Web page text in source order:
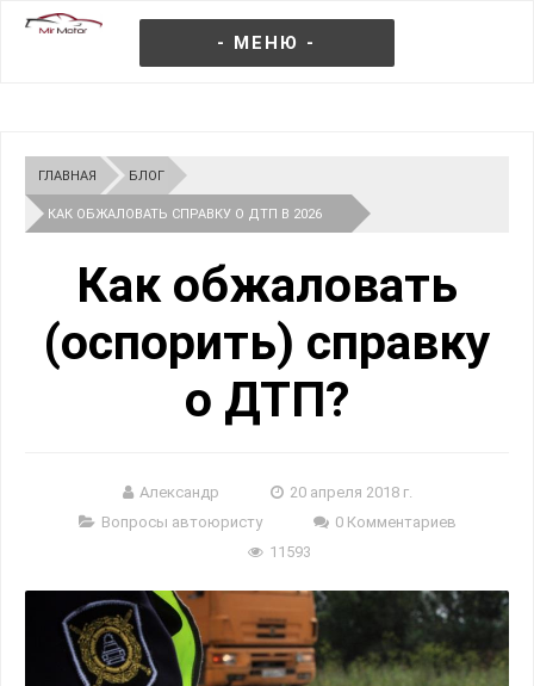
- МЕНЮ -
ГЛАВНАЯ БЛОГ
КАК ОБЖАЛОВАТЬ СПРАВКУ О ДТП В 2026
Как обжаловать
(оспорить) справку
о ДТП?
Александр
20 апреля 2018 г.
Вопросы автоюристу
0 Комментариев
11593